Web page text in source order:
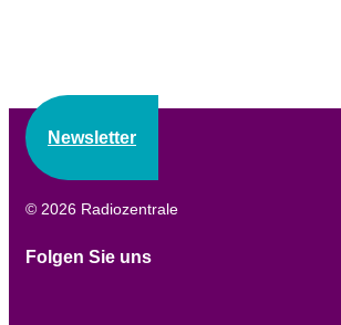
Newsletter
© 2026 Radiozentrale
Folgen Sie uns